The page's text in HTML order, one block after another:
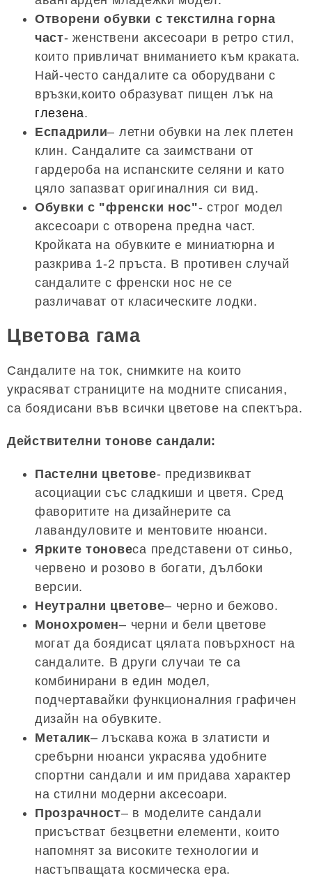
Отворени обувки с текстилна горна
част- женствени аксесоари в ретро стил,
които привличат вниманието към краката.
Най-често сандалите са оборудвани с
връзки,които образуват пищен лък на
глезена.
Еспадрили– летни обувки на лек плетен
клин. Сандалите са заимствани от
гардероба на испанските селяни и като
цяло запазват оригиналния си вид.
Обувки с "френски нос"- строг модел
аксесоари с отворена предна част.
Кройката на обувките е миниатюрна и
разкрива 1-2 пръста. В противен случай
сандалите с френски нос не се
различават от класическите лодки.
Цветова гама
Сандалите на ток, снимките на които
украсяват страниците на модните списания,
са боядисани във всички цветове на спектъра.
Действителни тонове сандали:
Пастелни цветове- предизвикват
асоциации със сладкиши и цветя. Сред
фаворитите на дизайнерите са
лавандуловите и ментовите нюанси.
Ярките тоновеса представени от синьо,
червено и розово в богати, дълбоки
версии.
Неутрални цветове– черно и бежово.
Монохромен– черни и бели цветове
могат да боядисат цялата повърхност на
сандалите. В други случаи те са
комбинирани в един модел,
подчертавайки функционалния графичен
дизайн на обувките.
Металик– лъскава кожа в златисти и
сребърни нюанси украсява удобните
спортни сандали и им придава характер
на стилни модерни аксесоари.
Прозрачност– в моделите сандали
присъстват безцветни елементи, които
напомнят за високите технологии и
настъпващата космическа ера.